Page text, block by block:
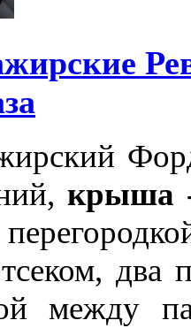
крыша
два
между